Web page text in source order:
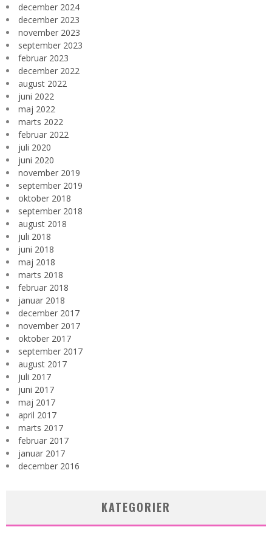
december 2024
december 2023
november 2023
september 2023
februar 2023
december 2022
august 2022
juni 2022
maj 2022
marts 2022
februar 2022
juli 2020
juni 2020
november 2019
september 2019
oktober 2018
september 2018
august 2018
juli 2018
juni 2018
maj 2018
marts 2018
februar 2018
januar 2018
december 2017
november 2017
oktober 2017
september 2017
august 2017
juli 2017
juni 2017
maj 2017
april 2017
marts 2017
februar 2017
januar 2017
december 2016
KATEGORIER